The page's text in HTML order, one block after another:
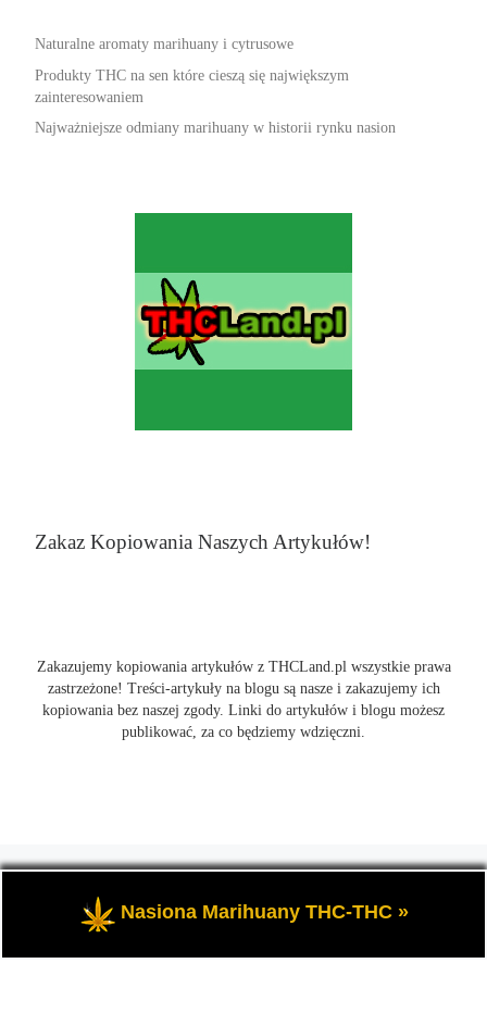
Naturalne aromaty marihuany i cytrusowe
Produkty THC na sen które cieszą się największym
zainteresowaniem
Najważniejsze odmiany marihuany w historii rynku nasion
Zakaz Kopiowania Naszych Artykułów!
Zakazujemy kopiowania artykułów z THCLand.pl wszystkie prawa
zastrzeżone! Treści-artykuły na blogu są nasze i zakazujemy ich
kopiowania bez naszej zgody. Linki do artykułów i blogu możesz
publikować, za co będziemy wdzięczni.
informacje na temat marihuany, konopi i cannabis oraz THC a
także CBD.
Nasiona Marihuany THC-THC »